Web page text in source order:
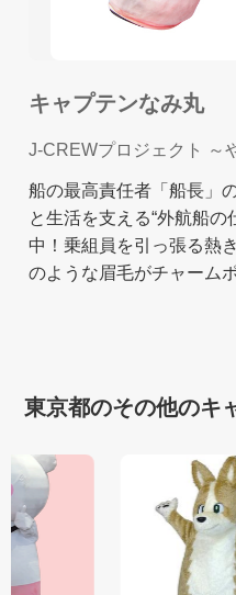
キャプテンなみ丸
J-CREWプロジェクト ～
船の最高責任者「船長」
と生活を支える“外航船
中！乗組員を引っ張る熱
のような眉毛がチャーム
東京都のその他のキ